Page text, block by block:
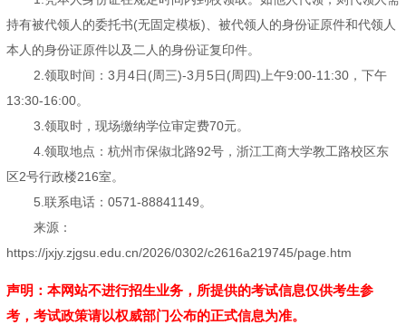
持有被代领人的委托书(无固定模板)、被代领人的身份证原件和代领人
本人的身份证原件以及二人的身份证复印件。
2.领取时间：3月4日(周三)-3月5日(周四)上午9:00-11:30，下午
13:30-16:00。
3.领取时，现场缴纳学位审定费70元。
4.领取地点：杭州市保俶北路92号，浙江工商大学教工路校区东
区2号行政楼216室。
5.联系电话：0571-88841149。
来源：
https://jxjy.zjgsu.edu.cn/2026/0302/c2616a219745/page.htm
声明：本网站不进行招生业务，所提供的考试信息仅供考生参
考，考试政策请以权威部门公布的正式信息为准。